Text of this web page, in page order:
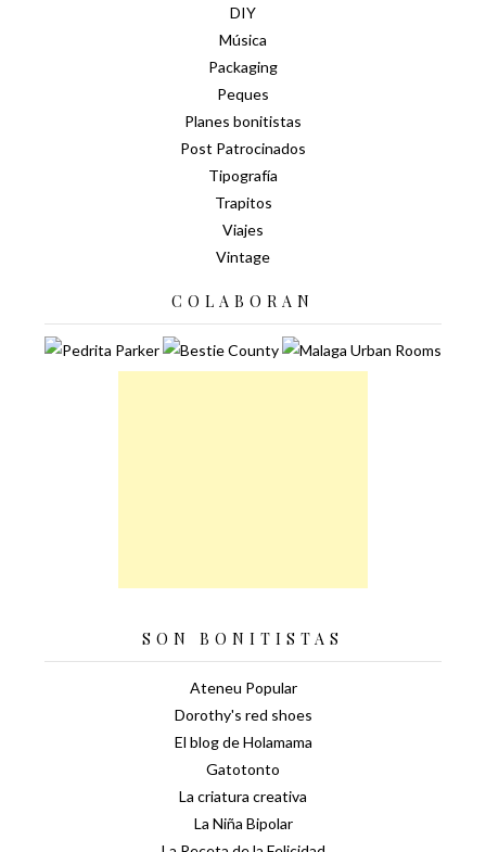
DIY
Música
Packaging
Peques
Planes bonitistas
Post Patrocinados
Tipografía
Trapitos
Viajes
Vintage
COLABORAN
SON BONITISTAS
Ateneu Popular
Dorothy's red shoes
El blog de Holamama
Gatotonto
La criatura creativa
La Niña Bipolar